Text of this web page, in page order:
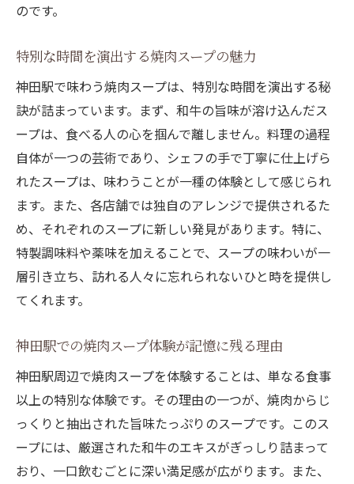
のです。
特別な時間を演出する焼肉スープの魅力
神田駅で味わう焼肉スープは、特別な時間を演出する秘
訣が詰まっています。まず、和牛の旨味が溶け込んだス
ープは、食べる人の心を掴んで離しません。料理の過程
自体が一つの芸術であり、シェフの手で丁寧に仕上げら
れたスープは、味わうことが一種の体験として感じられ
ます。また、各店舗では独自のアレンジで提供されるた
め、それぞれのスープに新しい発見があります。特に、
特製調味料や薬味を加えることで、スープの味わいが一
層引き立ち、訪れる人々に忘れられないひと時を提供し
てくれます。
神田駅での焼肉スープ体験が記憶に残る理由
神田駅周辺で焼肉スープを体験することは、単なる食事
以上の特別な体験です。その理由の一つが、焼肉からじ
っくりと抽出された旨味たっぷりのスープです。このス
ープには、厳選された和牛のエキスがぎっしり詰まって
おり、一口飲むごとに深い満足感が広がります。また、